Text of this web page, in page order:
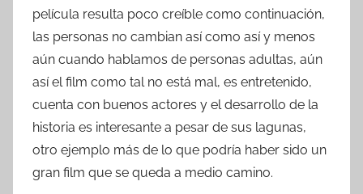
película resulta poco creíble como continuación,
las personas no cambian así como así y menos
aún cuando hablamos de personas adultas, aún
así el film como tal no está mal, es entretenido,
cuenta con buenos actores y el desarrollo de la
historia es interesante a pesar de sus lagunas,
otro ejemplo más de lo que podría haber sido un
gran film que se queda a medio camino.